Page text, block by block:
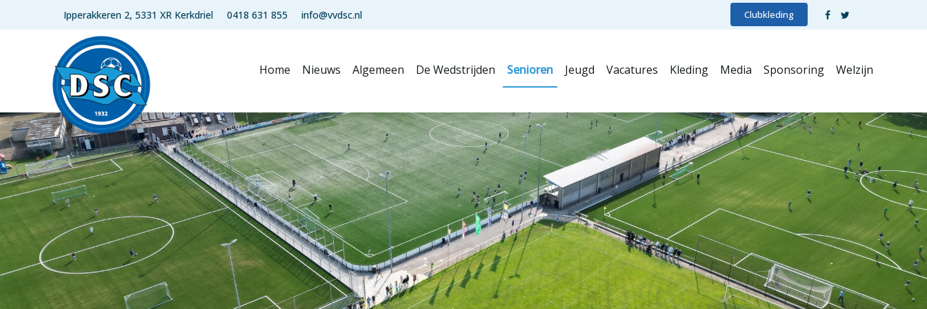
Ipperakkeren 2, 5331 XR Kerkdriel 0418 631 855 info@vvdsc.nl Clubkleding
Home Nieuws Algemeen De Wedstrijden Senioren Jeugd Vacatures Kleding Media Sponsoring Welzijn